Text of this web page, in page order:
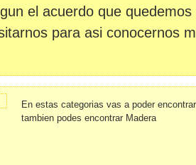
el acuerdo que
para asi conocernos
En estas categorias vas a poder
tambien podes encontrar Madera